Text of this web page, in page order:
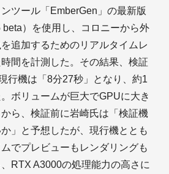
ツール「EmberGen」の最新版
）を使用し、コロニーから外
追加するためのリアルタイムレ
間を計測した。その結果、検証
行機は「8分27秒」となり、約1
ボリュームが巨大でGPUに大き
ら、検証前に岩崎氏は「検証機
」と予想したが、現行機ととも
でプレビューもレンダリングも
RTX A3000の処理能力の高さに